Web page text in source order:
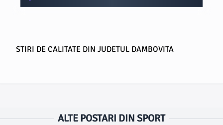
STIRI DE CALITATE DIN JUDETUL DAMBOVITA
ALTE POSTARI DIN SPORT